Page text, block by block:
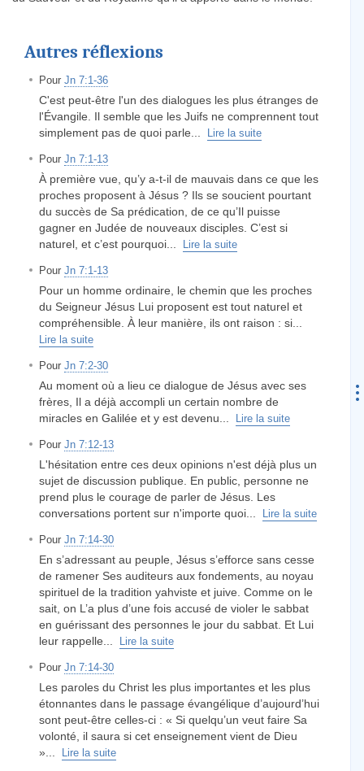
Autres réflexions
Pour Jn 7:1-36
C'est peut-être l'un des dialogues les plus étranges de
l'Évangile. Il semble que les Juifs ne comprennent tout
simplement pas de quoi parle...
Lire la suite
Pour Jn 7:1-13
À première vue, qu’y a-t-il de mauvais dans ce que les
proches proposent à Jésus ? Ils se soucient pourtant
du succès de Sa prédication, de ce qu’Il puisse
gagner en Judée de nouveaux disciples. C’est si
naturel, et c’est pourquoi...
Lire la suite
Pour Jn 7:1-13
Pour un homme ordinaire, le chemin que les proches
du Seigneur Jésus Lui proposent est tout naturel et
compréhensible. À leur manière, ils ont raison : si...
Lire la suite
Pour Jn 7:2-30
Au moment où a lieu ce dialogue de Jésus avec ses
frères, Il a déjà accompli un certain nombre de
miracles en Galilée et y est devenu...
Lire la suite
Pour Jn 7:12-13
L'hésitation entre ces deux opinions n'est déjà plus un
sujet de discussion publique. En public, personne ne
prend plus le courage de parler de Jésus. Les
conversations portent sur n'importe quoi...
Lire la suite
Pour Jn 7:14-30
En s’adressant au peuple, Jésus s’efforce sans cesse
de ramener Ses auditeurs aux fondements, au noyau
spirituel de la tradition yahviste et juive. Comme on le
sait, on L’a plus d’une fois accusé de violer le sabbat
en guérissant des personnes le jour du sabbat. Et Lui
leur rappelle...
Lire la suite
Pour Jn 7:14-30
Les paroles du Christ les plus importantes et les plus
étonnantes dans le passage évangélique d’aujourd’hui
sont peut-être celles-ci : « Si quelqu’un veut faire Sa
volonté, il saura si cet enseignement vient de Dieu
»...
Lire la suite